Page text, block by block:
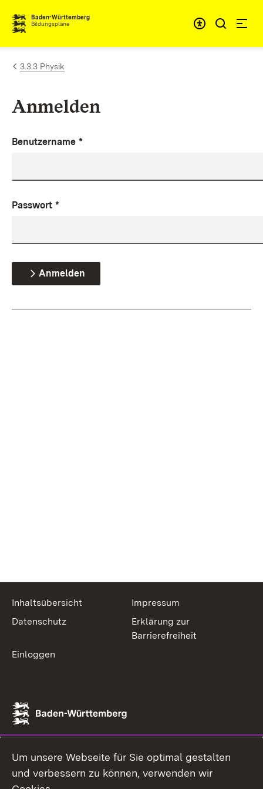
Zum Inhalt springen
Baden-Württemberg
Bildungspläne
3.3.3 Physik
Anmelden
Benutzername *
Passwort *
Anmelden
Inhaltsübersicht
Impressum
Datenschutz
Erklärung zur
Barrierefreiheit
Einloggen
Um unsere Webseite für Sie optimal gestalten
und verbessern zu können, verwenden wir